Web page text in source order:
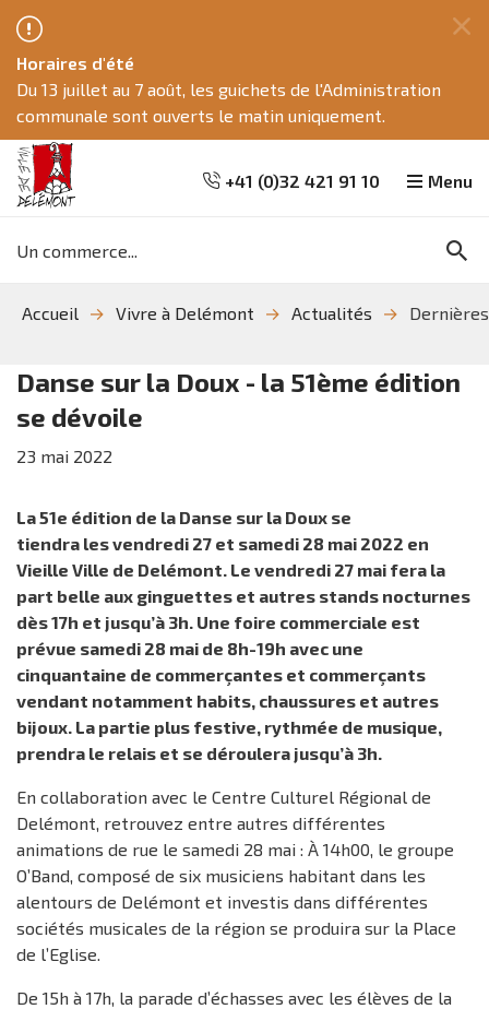
recherche
navigation
Horaires d'été
Du 13 juillet au 7 août, les guichets de l'Administration
communale sont ouverts le matin uniquement.
+41 (0)32 421 91 10
clés
Menu
Accueil Vivre à Delémont Actualités
Danse sur la Doux - la 51ème édition
se dévoile
23 mai 2022
La 51e édition de la Danse sur la Doux se
tiendra les vendredi 27 et samedi 28 mai 2022 en
Vieille Ville de Delémont. Le vendredi 27 mai fera la
part belle aux ginguettes et autres stands nocturnes
dès 17h et jusqu’à 3h. Une foire commerciale est
prévue samedi 28 mai de 8h-19h avec une
cinquantaine de commerçantes et commerçants
vendant notamment habits, chaussures et autres
bijoux. La partie plus festive, rythmée de musique,
prendra le relais et se déroulera jusqu’à 3h.
En collaboration avec le Centre Culturel Régional de
Delémont, retrouvez entre autres différentes
animations de rue le samedi 28 mai : À 14h00, le groupe
O’Band, composé de six musiciens habitant dans les
alentours de Delémont et investis dans différentes
sociétés musicales de la région se produira sur la Place
de l’Eglise.
De 15h à 17h, la parade d’échasses avec les élèves de la